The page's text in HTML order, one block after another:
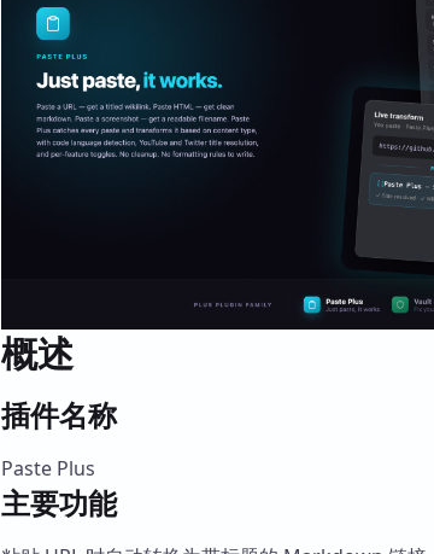
概述
插件名称
Paste Plus
主要功能